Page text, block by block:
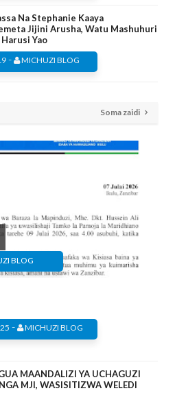
Na Stephanie Kaaya
Jijini Arusha, Watu Mashuhuri
Yao
- MICHUZI BLOG
Soma zaidi
BLOG
- MICHUZI BLOG
MAANDALIZI YA UCHAGUZI
MJI, WASISITIZWA WELEDI